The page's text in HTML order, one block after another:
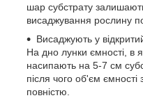
шар субстрату
висаджування рослину
Висаджують у
На дно лунки ємності, в
насипають на 5-7 см
після чого об'єм
повністю.